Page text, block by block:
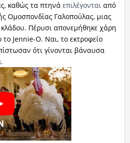
καθώς τα πτηνά επιλέγονταιαπό
Ομοσπονδίας Γαλοπούλας, μιας
Πέρυσι απονεμήθηκε χάρη
Jennie-O. Ναι, το εκτροφείο
ότι γίνονται βάναυσα